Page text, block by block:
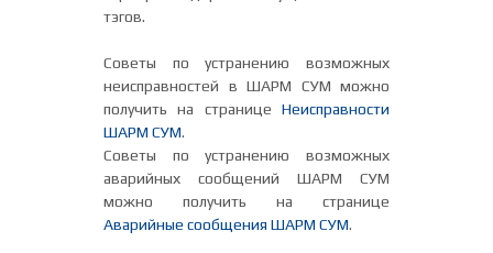
тэгов.
Советы по устранению возможных
неисправностей в ШАРМ СУМ можно
получить на странице Неисправности
ШАРМ СУМ.
Советы по устранению возможных
аварийных сообщений ШАРМ СУМ
можно получить на странице
Аварийные сообщения ШАРМ СУМ.